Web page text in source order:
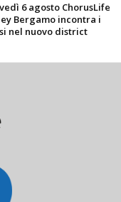
6 agosto ChorusLife
Bergamo incontra i
nel nuovo district